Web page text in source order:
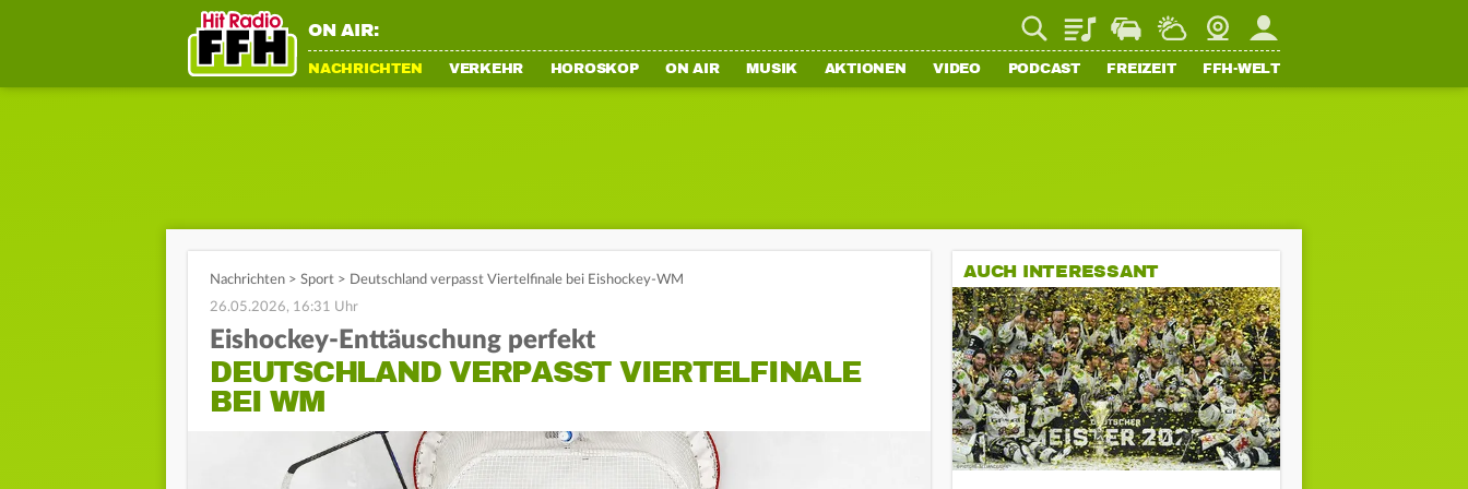
ON AIR: PlaylistStaupilotWetterWebcamMein FFH
NACHRICHTEN VERKEHR HOROSKOP ON AIR MUSIK AKTIONEN VIDEO PODCAST FREIZEIT FFH-WELT
Nachrichten > Sport > Deutschland verpasst Viertelfinale bei Eishockey-WM
26.05.2026, 16:31 Uhr
Eishockey-Enttäuschung perfekt
DEUTSCHLAND VERPASST VIERTELFINALE
BEI WM
AUCH INTERESSANT